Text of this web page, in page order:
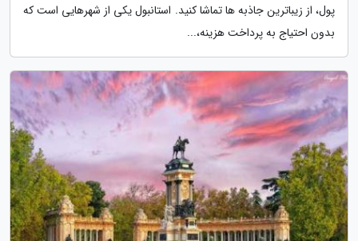
پول، از زیباترین جاذبه ها تماشا کنید. استانبول یکی از شهرهایی است که
بدون احتیاج به پرداخت هزینه،...